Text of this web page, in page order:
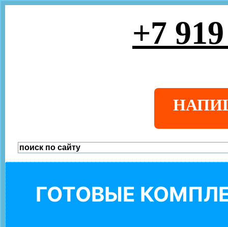
+7
ГОТОВЫЕ